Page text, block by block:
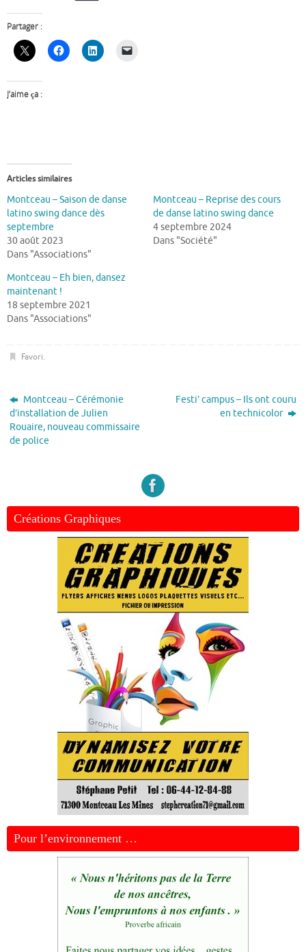
Partager :
J’aime ça :
Articles similaires
Montceau – Saison de danse
latino swing dance dès
septembre
30 août 2023
Dans "Associations"
Montceau – Reprise des cours
de danse latino swing dance
4 septembre 2024
Dans "Société"
Montceau – Eh bien, dansez
maintenant !
18 septembre 2021
Dans "Associations"
Favori.
Montceau – Cérémonie
d’installation de Julien
Rouaire, nouveau commissaire
de police
Festi’ campus – Ils ont couru
en technicolor
Créations Graphiques
Pour l’environnement …